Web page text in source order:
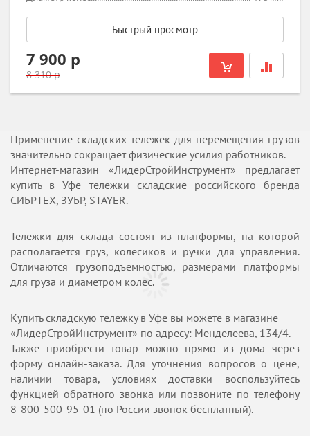
Быстрый просмотр
7 900 р
8 310 р
Применение складских тележек для перемещения грузов
значительно сокращает физические усилия работников.
Интернет-магазин «ЛидерСтройИнструмент» предлагает
купить в Уфе тележки складские российского бренда
СИБРТЕХ, ЗУБР, STAYER.
Тележки для склада состоят из платформы, на которой
располагается груз, колесиков и ручки для управления.
Отличаются грузоподъемностью, размерами платформы
для груза и диаметром колес.
Купить складскую тележку в Уфе вы можете в магазине
«ЛидерСтройИнструмент» по адресу: Менделеева, 134/4.
Также приобрести товар можно прямо из дома через
форму онлайн-заказа. Для уточнения вопросов о цене,
наличии товара, условиях доставки воспользуйтесь
функцией обратного звонка или позвоните по телефону
8-800-500-95-01 (по России звонок бесплатный).